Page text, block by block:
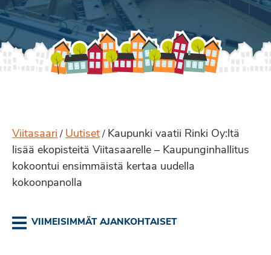
Viitasaari / Uutiset / Kaupunki vaatii Rinki Oy:ltä
lisää ekopisteitä Viitasaarelle – Kaupunginhallitus
kokoontui ensimmäistä kertaa uudella
kokoonpanolla
VIIMEISIMMÄT AJANKOHTAISET